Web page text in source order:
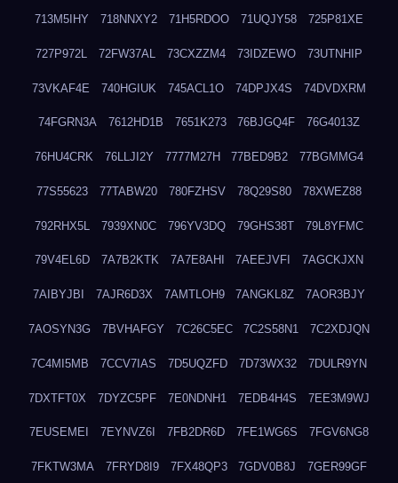
713M5IHY 718NNXY2 71H5RDOO 71UQJY58 725P81XE
727P972L 72FW37AL 73CXZZM4 73IDZEWO 73UTNHIP
73VKAF4E 740HGIUK 745ACL1O 74DPJX4S 74DVDXRM
74FGRN3A 7612HD1B 7651K273 76BJGQ4F 76G4013Z
76HU4CRK 76LLJI2Y 7777M27H 77BED9B2 77BGMMG4
77S55623 77TABW20 780FZHSV 78Q29S80 78XWEZ88
792RHX5L 7939XN0C 796YV3DQ 79GHS38T 79L8YFMC
79V4EL6D 7A7B2KTK 7A7E8AHI 7AEEJVFI 7AGCKJXN
7AIBYJBI 7AJR6D3X 7AMTLOH9 7ANGKL8Z 7AOR3BJY
7AOSYN3G 7BVHAFGY 7C26C5EC 7C2S58N1 7C2XDJQN
7C4MI5MB 7CCV7IAS 7D5UQZFD 7D73WX32 7DULR9YN
7DXTFT0X 7DYZC5PF 7E0NDNH1 7EDB4H4S 7EE3M9WJ
7EUSEMEI 7EYNVZ6I 7FB2DR6D 7FE1WG6S 7FGV6NG8
7FKTW3MA 7FRYD8I9 7FX48QP3 7GDV0B8J 7GER99GF